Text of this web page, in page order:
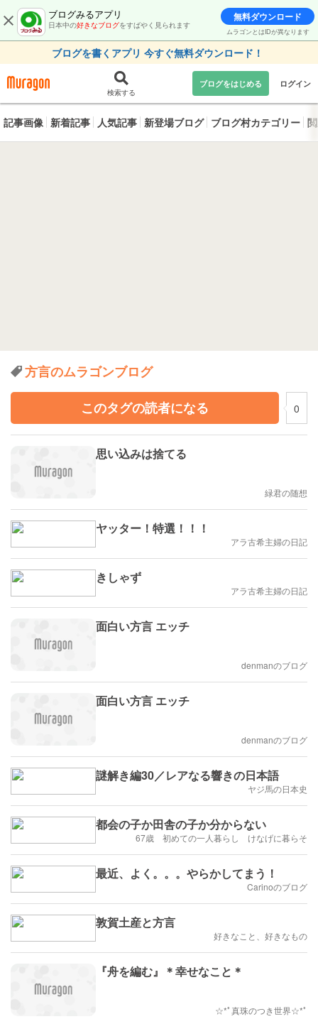
ブログみるアプリ
日本中の好きなブログをすばやく見られます
無料ダウンロード
ムラゴンとはIDが異なります
ブログを書くアプリ 今すぐ無料ダウンロード！
検索する
ブログをはじめる ログイン
記事画像 新着記事 人気記事 新登場ブログ ブログ村カテゴリー
方言のムラゴンブログ
このタグの読者になる
0
思い込みは捨てる
緑君の随想
ヤッター！特選！！！
アラ古希主婦の日記
きしゃず
アラ古希主婦の日記
面白い方言 エッチ
denmanのブログ
面白い方言 エッチ
denmanのブログ
謎解き編30／レアなる響きの日本語
ヤジ馬の日本史
都会の子か田舎の子か分からない
67歳 初めての一人暮らし けなげに暮らそ
最近、よく。。。やらかしてまう！
Carinoのブログ
敦賀土産と方言
好きなこと、好きなもの
『舟を編む』＊幸せなこと＊
☆*ﾟ真珠のつき世界☆*ﾟ